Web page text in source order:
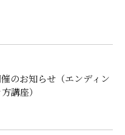
のお知らせ（エンディン
講座）